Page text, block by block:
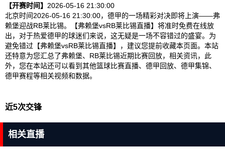
【开赛时间】 2026-05-16 21:30:00
北京时间2026-05-16 21:30:00，德甲的一场精彩对决即将上演——弗
赖堡迎战RB莱比锡。【弗赖堡vsRB莱比锡直播】将准时免费在线放
出，对于热爱德甲的球迷们来说，这无疑是一场不容错过的盛宴。为
避免错过【弗赖堡vsRB莱比锡直播】，建议您提前收藏本页面。本站
还特意为您汇总了弗赖堡、RB莱比锡近期比赛回放，相关资讯，此
外，您在本站还可以看到其他篮球比赛直播、德甲回放、德甲集锦、
德甲赛程等相关视频和数据。
近5次交锋
相关直播